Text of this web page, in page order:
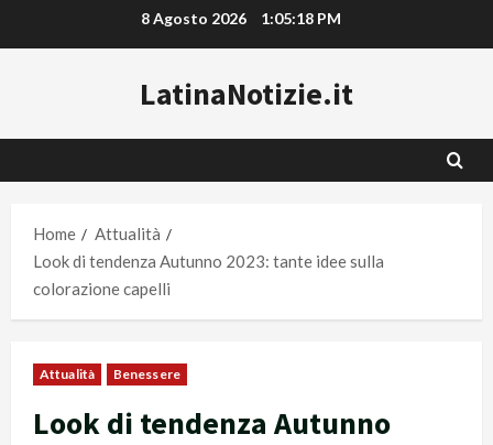
al
8 Agosto 2026 1:05:18 PM
LatinaNotizie.it
Home
Attualità
Look di tendenza Autunno 2023: tante idee sulla
colorazione capelli
Attualità Benessere
Look di tendenza Autunno